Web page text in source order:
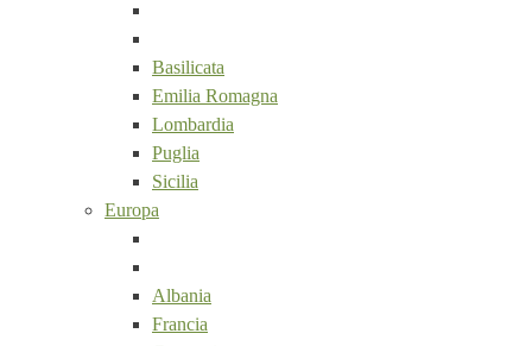
Basilicata
Emilia Romagna
Lombardia
Puglia
Sicilia
Europa
Albania
Francia